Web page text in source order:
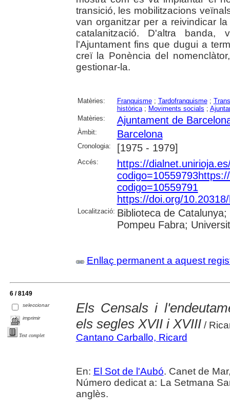
transició, les mobilitzacions
van organitzar per a reivindicar
catalanització. D'altra banda,
l'Ajuntament fins que dugui a
creï la Ponència del
gestionar-la.
Matèries: Franquisme; Tardofranquisme;
històrica; Moviments socials ;
Matèries:
Ajuntament de
Àmbit: Barcelona
Cronologia: [1975 - 1979]
Accés:
https://
codigo=10559791
https://doi.org/
Localització: Biblioteca de
Pompeu Fabra;
Enllaç permanent a aquest
6 / 8149
seleccionar
imprimir
Text complet
Els Censals i
els segles XVII i XVIII/
Cantano Carballo, Ricard
En: El Sot de l'Aubó. Canet de
Número dedicat a: La Setmana
anglès.